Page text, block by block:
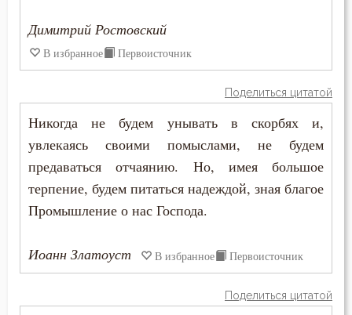
Гордость
Господь
Гость
Грех
Девство
Дело
Деньги
Димитрий Ростовский
В избранное Первоисточник
Поделиться цитатой
Никогда не будем унывать в скорбях и,
увлекаясь своими помыслами, не будем
предаваться отчаянию. Но, имея большое
терпение, будем питаться надеждой, зная благое
Промышление о нас Господа.
Иоанн Златоуст В избранное Первоисточник
Поделиться цитатой